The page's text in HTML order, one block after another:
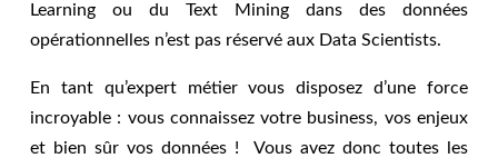
Learning ou du Text Mining dans des données
opérationnelles n’est pas réservé aux Data Scientists.
En tant qu’expert métier vous disposez d’une force
incroyable : vous connaissez votre business, vos enjeux
et bien sûr vos données ! Vous avez donc toutes les